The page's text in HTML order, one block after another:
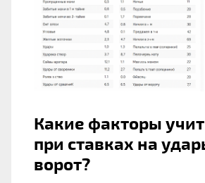
Какие факторы
при ставках на
ворот?